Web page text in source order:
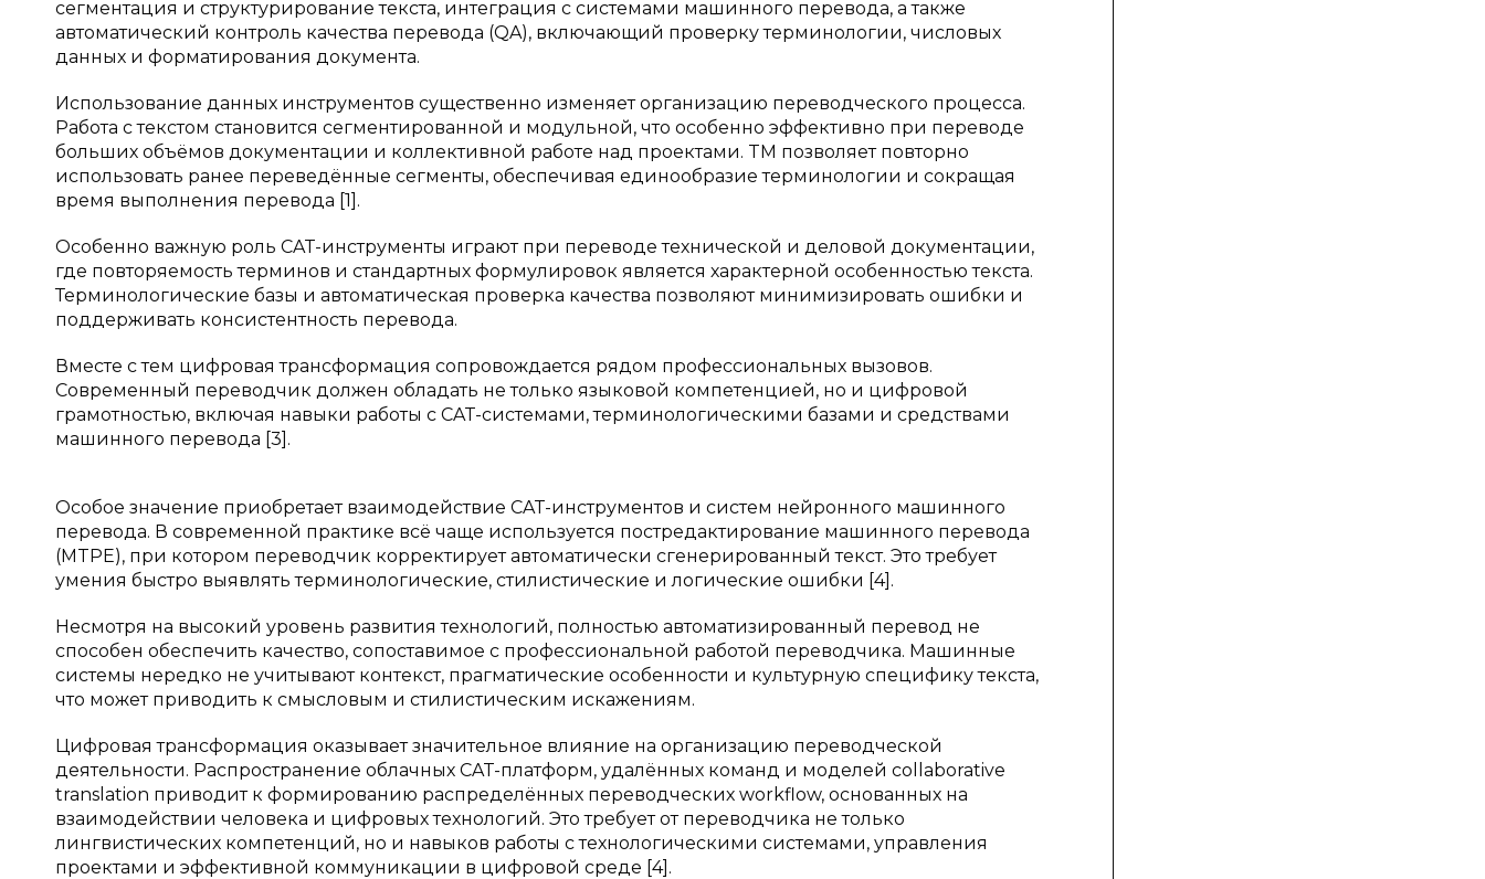
сегментация и структурирование текста, интеграция с системами машинного перевода, а также
автоматический контроль качества перевода (QA), включающий проверку терминологии, числовых
данных и форматирования документа.
Использование данных инструментов существенно изменяет организацию переводческого процесса.
Работа с текстом становится сегментированной и модульной, что особенно эффективно при переводе
больших объёмов документации и коллективной работе над проектами. TM позволяет повторно
использовать ранее переведённые сегменты, обеспечивая единообразие терминологии и сокращая
время выполнения перевода [1].
Особенно важную роль CAT-инструменты играют при переводе технической и деловой документации,
где повторяемость терминов и стандартных формулировок является характерной особенностью текста.
Терминологические базы и автоматическая проверка качества позволяют минимизировать ошибки и
поддерживать консистентность перевода.
Вместе с тем цифровая трансформация сопровождается рядом профессиональных вызовов.
Современный переводчик должен обладать не только языковой компетенцией, но и цифровой
грамотностью, включая навыки работы с CAT-системами, терминологическими базами и средствами
машинного перевода [3].
Особое значение приобретает взаимодействие CAT-инструментов и систем нейронного машинного
перевода. В современной практике всё чаще используется постредактирование машинного перевода
(MTPE), при котором переводчик корректирует автоматически сгенерированный текст. Это требует
умения быстро выявлять терминологические, стилистические и логические ошибки [4].
Несмотря на высокий уровень развития технологий, полностью автоматизированный перевод не
способен обеспечить качество, сопоставимое с профессиональной работой переводчика. Машинные
системы нередко не учитывают контекст, прагматические особенности и культурную специфику текста,
что может приводить к смысловым и стилистическим искажениям.
Цифровая трансформация оказывает значительное влияние на организацию переводческой
деятельности. Распространение облачных CAT-платформ, удалённых команд и моделей collaborative
translation приводит к формированию распределённых переводческих workflow, основанных на
взаимодействии человека и цифровых технологий. Это требует от переводчика не только
лингвистических компетенций, но и навыков работы с технологическими системами, управления
проектами и эффективной коммуникации в цифровой среде [4].